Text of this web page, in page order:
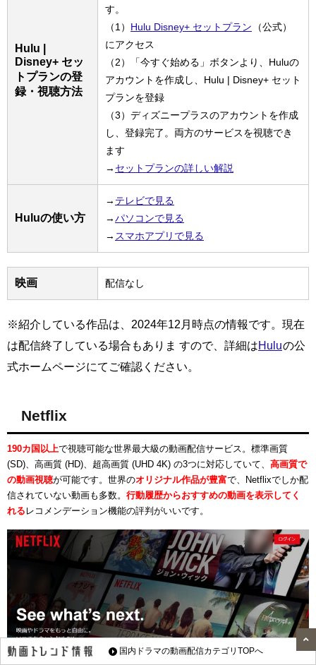
国内ドラマの動画配信カテゴリTOPへ
Hulu |
Disney+ セッ
トプランの登
録・視聴方法
す。
（1） Hulu Disney+ セットプラン
（公式）
にアクセス
（2）「今すぐ始める」ボタンより、Huluの
アカウントを作成し、Hulu | Disney+ セット
プランを登録
（3）ディズニープラスのアカウントを作成
し、登録完了。両方のサービスを視聴でき
ます
→ セットプランの詳しい解説
Huluの使い方
→ テレビで見る
→パソコンで見る
→ スマホアプリで見る
映画 配信なし
※紹介している作品は、2024年12月時点の情報です。現在
は配信終了している場合もありま すので、詳細はHuluの公
式ホームページにてご確認ください。
Netflix
190カ国以上で視聴可能な世界最大級の動画配信サービス。標準画質
(SD)、高画質 (HD)、超高画質 (UHD 4K) の3つに対応していて、 高画質で
の動画視聴が可能です。世界のオリジナル作品が豊富で、Netflixでしか配
信されていない動画も多数。 行動履歴からおすすめの動画を表示してく
れる レコメンデーション機能の評判がいいです。